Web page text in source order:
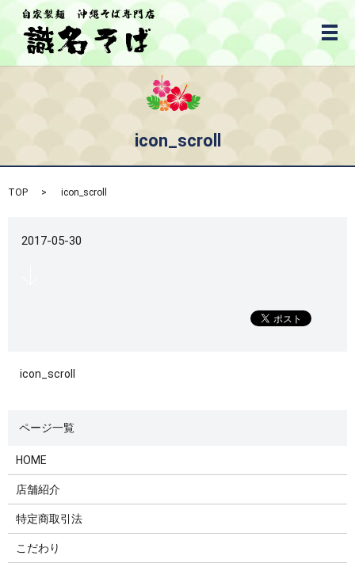
メ
icon_scroll
TOP icon_scroll
2017-05-30
icon_scroll
HOME
店舗紹介
特定商取引法
こだわり